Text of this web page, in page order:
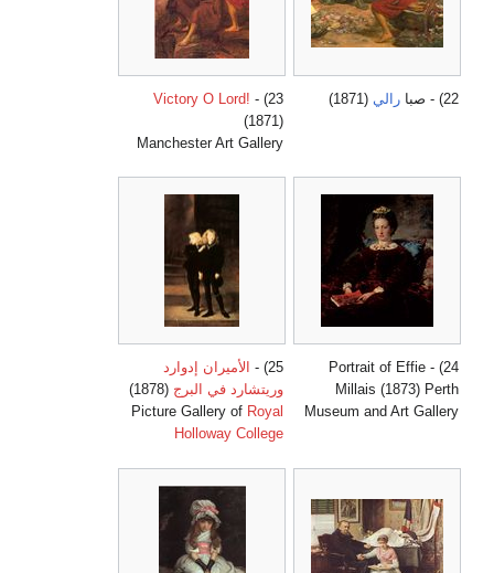
22) - صبا رالي (1871)
23) -
Victory O Lord!
(1871)
Manchester Art Gallery
24) - Portrait of Effie
Millais (1873) Perth
Museum and Art Gallery
25) -
الأميران إدوارد
وريتشارد في البرج (1878)
Picture Gallery of Royal
Holloway College